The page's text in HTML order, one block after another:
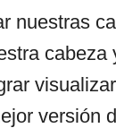
nuestras
cabeza
versión